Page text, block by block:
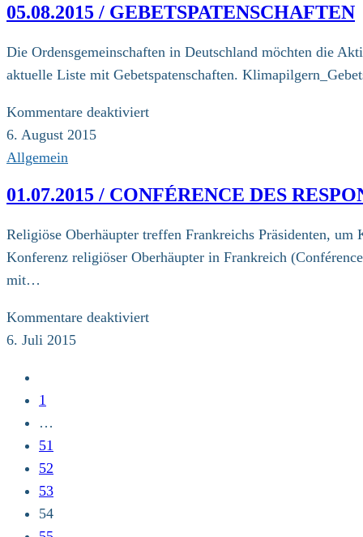
September
05.08.2015 / GEBETSPATENSCHAFTEN
Die Ordensgemeinschaften in Deutschland möchten die
aktuelle Liste mit Gebetspatenschaften.
Kommentare deaktiviertfür
6. August 2015
Allgemein
01.07.2015 / CONFÉRENCE DES
Religiöse Oberhäupter treffen Frankreichs Präsidenten,
Konferenz religiöser Oberhäupter in Frankreich
mit…
Kommentare deaktiviertfür
6. Juli 2015
vorherigen
Seite
1
…
51
52
53
54